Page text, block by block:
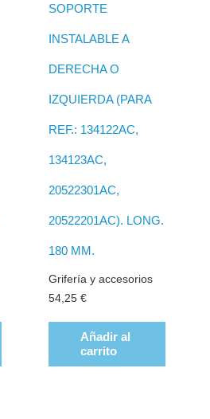
SOPORTE
INSTALABLE A
DERECHA O
IZQUIERDA (PARA
REF.: 134122AC,
134123AC,
20522301AC,
20522201AC). LONG.
180 MM.
Grifería y accesorios
54,25 €
Añadir al
carrito